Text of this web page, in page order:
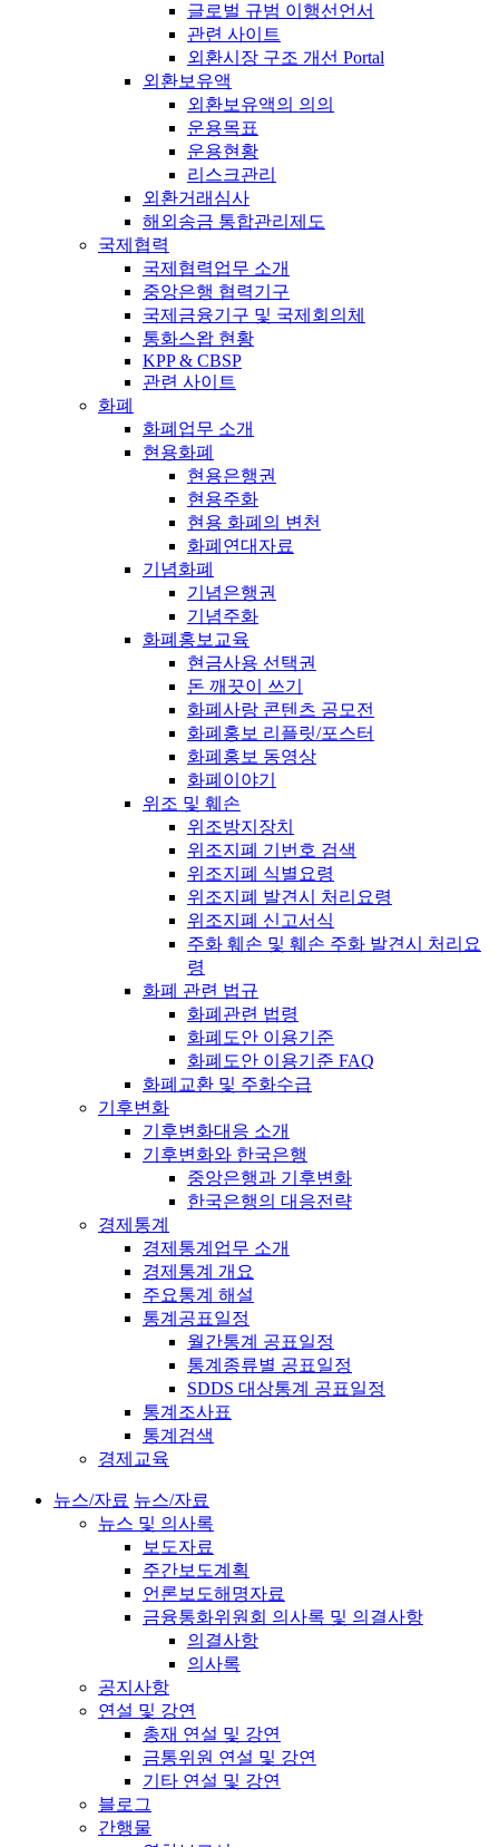
글로벌 규범 이행선언서
관련 사이트
외환시장 구조 개선 Portal
외환보유액
외환보유액의 의의
운용목표
운용현황
리스크관리
외환거래심사
해외송금 통합관리제도
국제협력
국제협력업무 소개
중앙은행 협력기구
국제금융기구 및 국제회의체
통화스왑 현황
KPP & CBSP
관련 사이트
화폐
화폐업무 소개
현용화폐
현용은행권
현용주화
현용 화폐의 변천
화폐연대자료
기념화폐
기념은행권
기념주화
화폐홍보교육
현금사용 선택권
돈 깨끗이 쓰기
화폐사랑 콘텐츠 공모전
화폐홍보 리플릿/포스터
화폐홍보 동영상
화폐이야기
위조 및 훼손
위조방지장치
위조지폐 기번호 검색
위조지폐 식별요령
위조지폐 발견시 처리요령
위조지폐 신고서식
주화 훼손 및 훼손 주화 발견시 처리요
령
화폐 관련 법규
화폐관련 법령
화폐도안 이용기준
화폐도안 이용기준 FAQ
화폐교환 및 주화수급
기후변화
기후변화대응 소개
기후변화와 한국은행
중앙은행과 기후변화
한국은행의 대응전략
경제통계
경제통계업무 소개
경제통계 개요
주요통계 해설
통계공표일정
월간통계 공표일정
통계종류별 공표일정
SDDS 대상통계 공표일정
통계조사표
통계검색
경제교육
뉴스/자료 뉴스/자료
뉴스 및 의사록
보도자료
주간보도계획
언론보도해명자료
금융통화위원회 의사록 및 의결사항
의결사항
의사록
공지사항
연설 및 강연
총재 연설 및 강연
금통위원 연설 및 강연
기타 연설 및 강연
블로그
간행물